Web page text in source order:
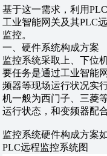
基于这一需求，利用
工业智能网关及其PLC
监控。
一、硬件系统构成方案
监控系统采取上、下位
要任务是通过工业智能
频器等现场运行状况实
机一般为西门子、三菱
运行状态，和变频器配
监控系统硬件构成方案如
PLC远程监控系统图